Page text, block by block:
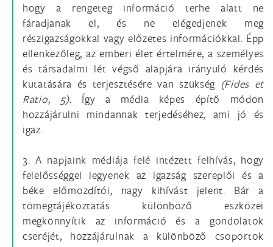
hogy a rengeteg információ terhe alatt ne
fáradjanak el, és ne elégedjenek meg
részigazságokkal vagy előzetes információkkal. Épp
ellenkezőleg, az emberi élet értelmére, a személyes
és társadalmi lét végső alapjára irányuló kérdés
kutatására és terjesztésére van szükség (Fides et
Ratio, 5). Így a média képes építő módon
hozzájárulni mindannak terjedéséhez, ami jó és
igaz.
3. A napjaink médiája felé intézett felhívás, hogy
felelősséggel legyenek az igazság szereplői és a
béke előmozdítói, nagy kihívást jelent. Bár a
tömegtájékoztatás különböző eszközei
megkönnyítik az információ és a gondolatok
cseréjét, hozzájárulnak a különböző csoportok